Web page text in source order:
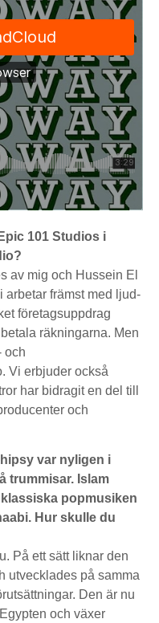
101 Studios i
av mig och Hussein El
främst med ljud-
företagsuppdrag
räkningarna. Men
och
Vi erbjuder också
har bidragit en del till
och
var nyligen i
trummisar. Islam
popmusiken
Hur skulle du
På ett sätt liknar den
utvecklades på samma
Den är nu
och växer